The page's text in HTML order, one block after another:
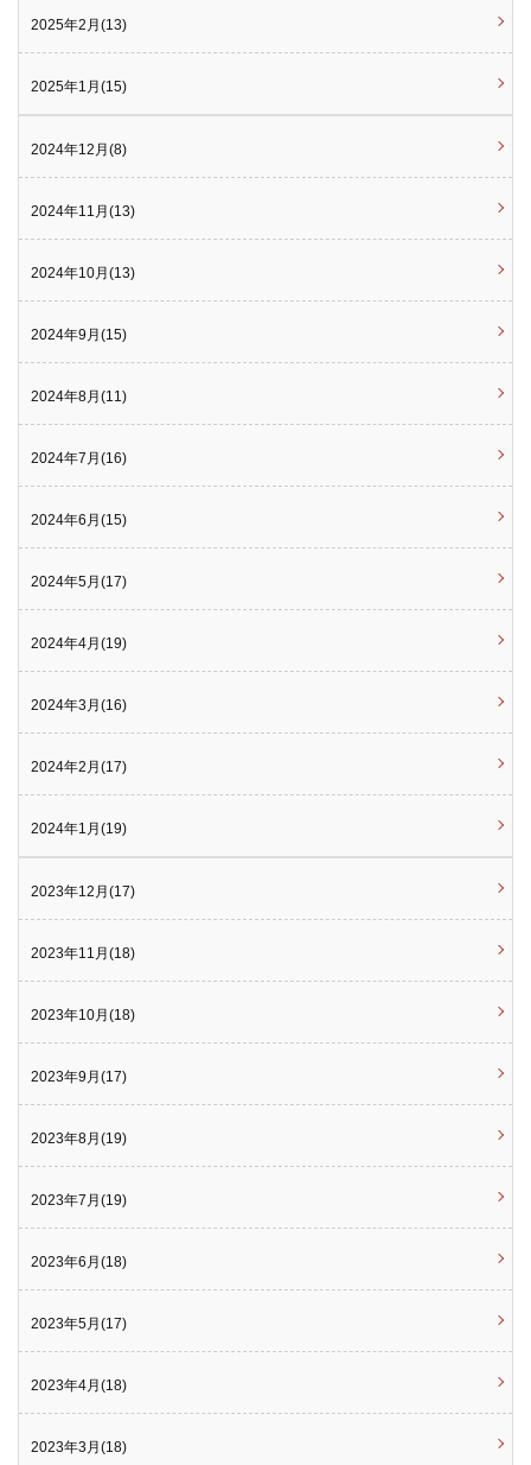
2025年2月(13)
2025年1月(15)
2024年12月(8)
2024年11月(13)
2024年10月(13)
2024年9月(15)
2024年8月(11)
2024年7月(16)
2024年6月(15)
2024年5月(17)
2024年4月(19)
2024年3月(16)
2024年2月(17)
2024年1月(19)
2023年12月(17)
2023年11月(18)
2023年10月(18)
2023年9月(17)
2023年8月(19)
2023年7月(19)
2023年6月(18)
2023年5月(17)
2023年4月(18)
2023年3月(18)